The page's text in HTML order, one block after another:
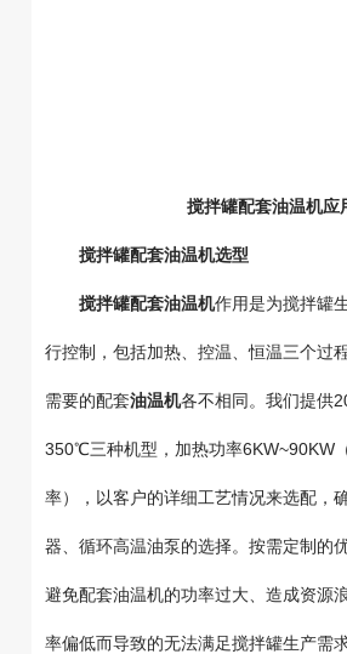
搅拌罐配套油温机应
搅拌罐配套油温机选型
搅拌罐配套油温机作用是为搅拌罐
行控制，包括加热、控温、恒温三个过
需要的配套油温机各不相同。我们提供
350℃三种机型，加热功率6KW~90KW
率），以客户的详细工艺情况来选配，
器、循环高温油泵的选择。按需定制的
避免配套油温机的功率过大、造成资源
率偏低而导致的无法满足搅拌罐生产需